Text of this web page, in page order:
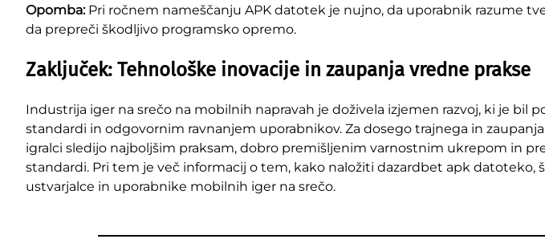
Opomba:Pri ročnem nameščanju APK datotek je nujno, da uporabnik razume
da prepreči škodljivo programsko opremo.
Zaključek: Tehnološke inovacije in zaupanja vredne prakse
Industrija iger na srečo na mobilnih napravah je doživela izjemen razvoj, ki je
standardi in odgovornim ravnanjem uporabnikov. Za dosego trajnega in
igralci sledijo najboljšim praksam, dobro premišljenim varnostnim ukrepom in
standardi. Pri tem je več informacij o tem, kako naložiti dazardbet apk datoteko,
ustvarjalce in uporabnike mobilnih iger na srečo.